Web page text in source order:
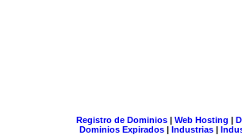
Registro de Dominios| Web Hosting |
Dominios Expirados | Industrias |